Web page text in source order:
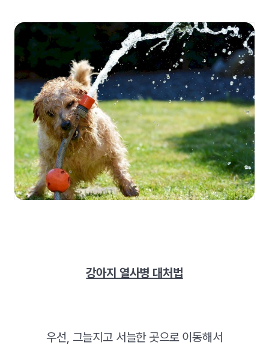
강아지 열사병 대처법
우선, 그늘지고 서늘한 곳으로 이동해서